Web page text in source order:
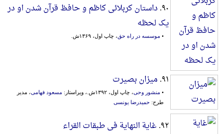
۹۰. داستان کربلائی کاظم و حافظ قرآن شدن او در
یک لحظه
• موسسه در راه حق، چاپ اول، ۱۳۶۹ش.
۹۱. میزان بصیرت
• منشور وحی، چاپ اول، ۱۳۹۲ش.، ویراستار: مسعود فهامی، مدیر
طرح: حمیدرضا یونسی
۹۲. غایة النهایة فی طبقات القراء